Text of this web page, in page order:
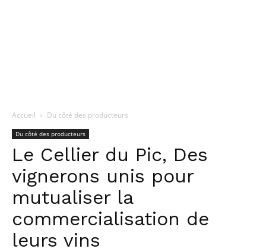
Accueil Du côté des producteurs
Du côté des producteurs
Le Cellier du Pic, Des
vignerons unis pour
mutualiser la
commercialisation de
leurs vins